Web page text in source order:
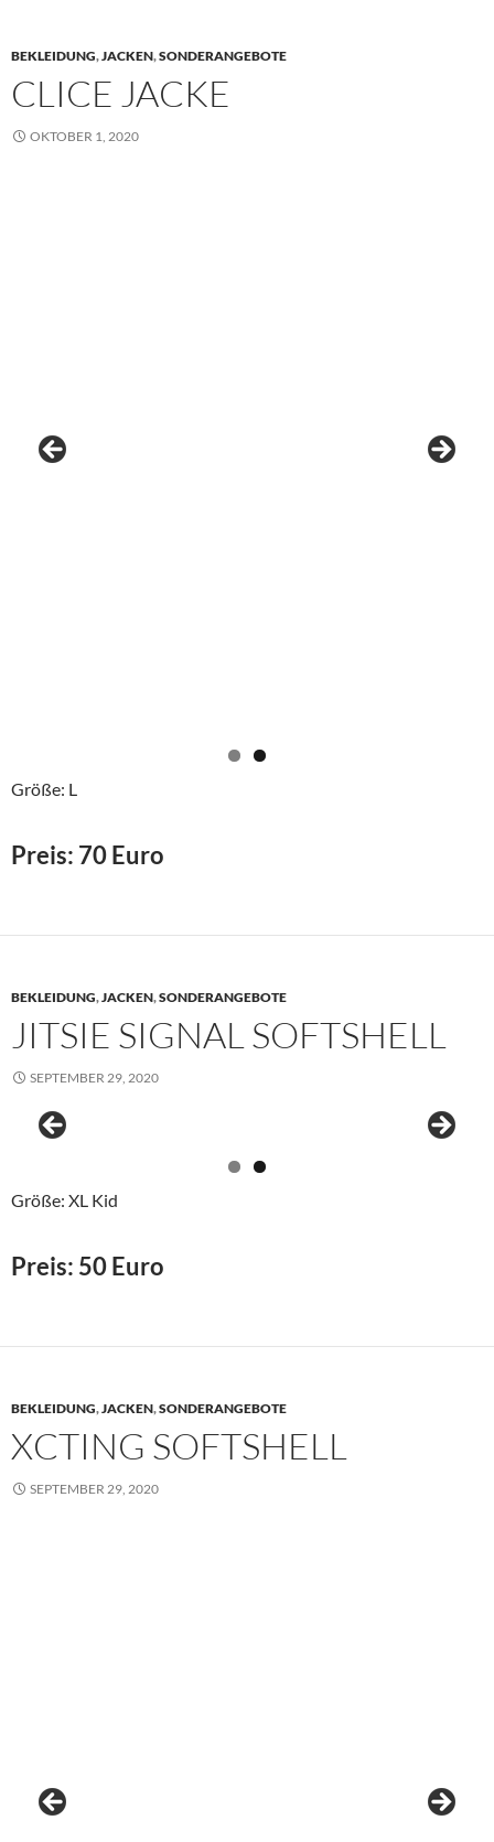
BEKLEIDUNG,JACKEN,SONDERANGEBOTE
CLICE JACKE
OKTOBER 1, 2020
Größe: L
Preis: 70 Euro
BEKLEIDUNG,JACKEN,SONDERANGEBOTE
JITSIE SIGNAL SOFTSHELL
SEPTEMBER 29, 2020
Größe: XL Kid
Preis: 50 Euro
BEKLEIDUNG,JACKEN,SONDERANGEBOTE
XCTING SOFTSHELL
SEPTEMBER 29, 2020